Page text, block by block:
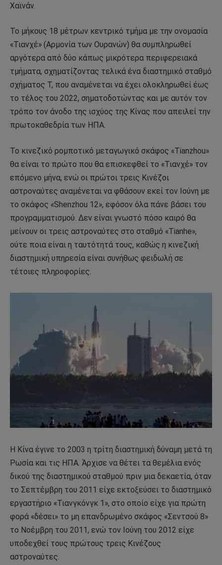
Χαϊνάν.
Το μήκους 18 μέτρων κεντρικό τμήμα με την ονομασία
«Τιανχέ» (Αρμονία των Ουρανών) θα συμπληρωθεί
αργότερα από δύο κάπως μικρότερα περιφερειακά
τμήματα, σχηματίζοντας τελικά ένα διαστημικό σταθμό
σχήματος Τ, που αναμένεται να έχει ολοκληρωθεί έως
το τέλος του 2022, σηματοδοτώντας και με αυτόν τον
τρόπο τον άνοδο της ισχύος της Κίνας που απειλεί την
πρωτοκαθεδρία των ΗΠΑ.
Το κινεζικό ρομποτικό μεταγωγικό σκάφος «Tianzhou»
θα είναι το πρώτο που θα επισκεφθεί το «Τιανχέ» τον
επόμενο μήνα, ενώ οι πρώτοι τρεις Κινέζοι
αστροναύτες αναμένεται να φθάσουν εκεί τον Ιούνη με
το σκάφος «Shenzhou 12», εφόσον όλα πάνε βάσει του
προγραμματισμού. Δεν είναι γνωστό πόσο καιρό θα
μείνουν οι τρεις αστροναύτες στο σταθμό «Tianhe»,
ούτε ποια είναι η ταυτότητά τους, καθώς η κινεζική
διαστημική υπηρεσία είναι συνήθως φειδωλή σε
τέτοιες πληροφορίες.
Η Κίνα έγινε το 2003 η τρίτη διαστημική δύναμη μετά τη
Ρωσία και τις ΗΠΑ. Άρχισε να θέτει τα θεμέλια ενός
δικού της διαστημικού σταθμού πριν μια δεκαετία, όταν
το Σεπτέμβρη του 2011 είχε εκτοξεύσει το διαστημικό
εργαστήριο «Τιανγκόνγκ 1», στο οποίο είχε για πρώτη
φορά «δέσει» το μη επανδρωμένο σκάφος «Σεντσού 8»
το Νοέμβρη του 2011, ενώ τον Ιούνη του 2012 είχε
υποδεχθεί τους πρώτους τρεις Κινέζους
αστροναύτες.